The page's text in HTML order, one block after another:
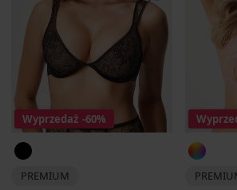
Wyprzedaż -60%
PREMIUM